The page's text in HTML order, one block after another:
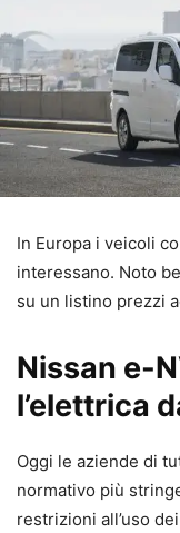
In Europa i veicoli
interessano. Noto
su un listino prezzi
Nissan e-
l’elettrica
Oggi le aziende di
normativo più
restrizioni all’uso